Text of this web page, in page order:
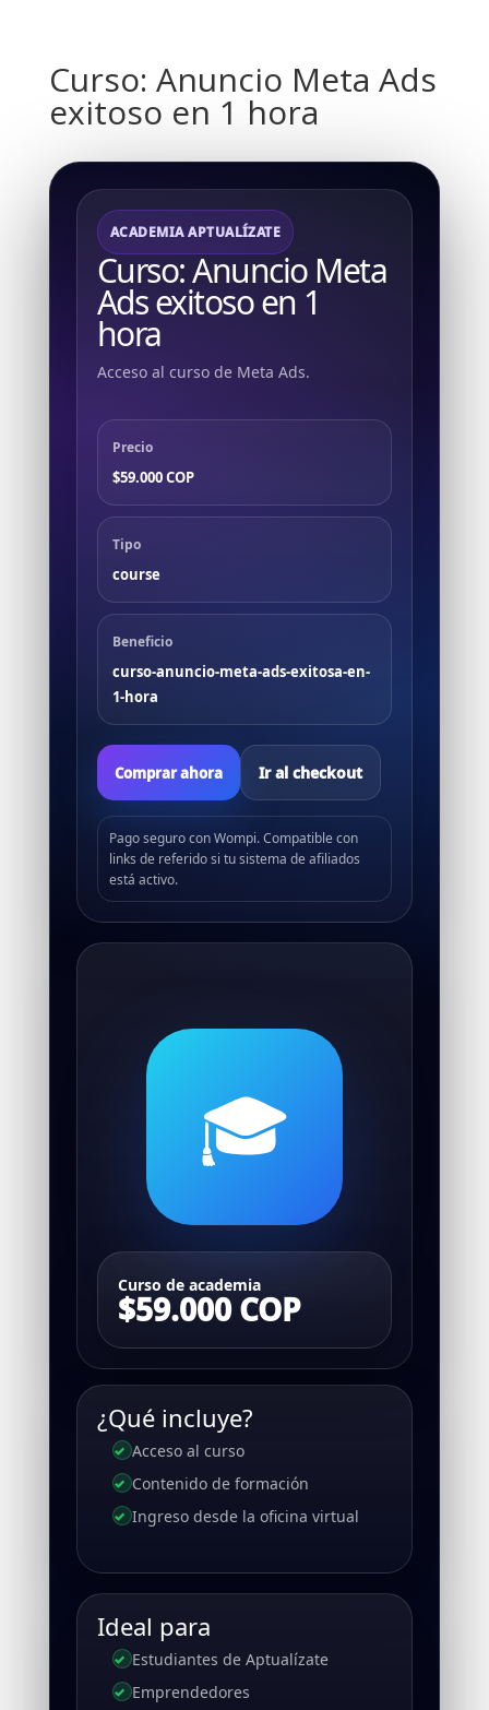
Curso: Anuncio Meta Ads
exitoso en 1 hora
ACADEMIA APTUALÍZATE
Curso: Anuncio Meta
Ads exitoso en 1
hora
Acceso al curso de Meta Ads.
Precio
$59.000 COP
Tipo
course
Beneficio
curso-anuncio-meta-ads-exitosa-en-
1-hora
Comprar ahora Ir al checkout
Pago seguro con Wompi. Compatible con
links de referido si tu sistema de afiliados
está activo.
🎓
Curso de academia
$59.000 COP
¿Qué incluye?
Acceso al curso
Contenido de formación
Ingreso desde la oficina virtual
Ideal para
Estudiantes de Aptualízate
Emprendedores